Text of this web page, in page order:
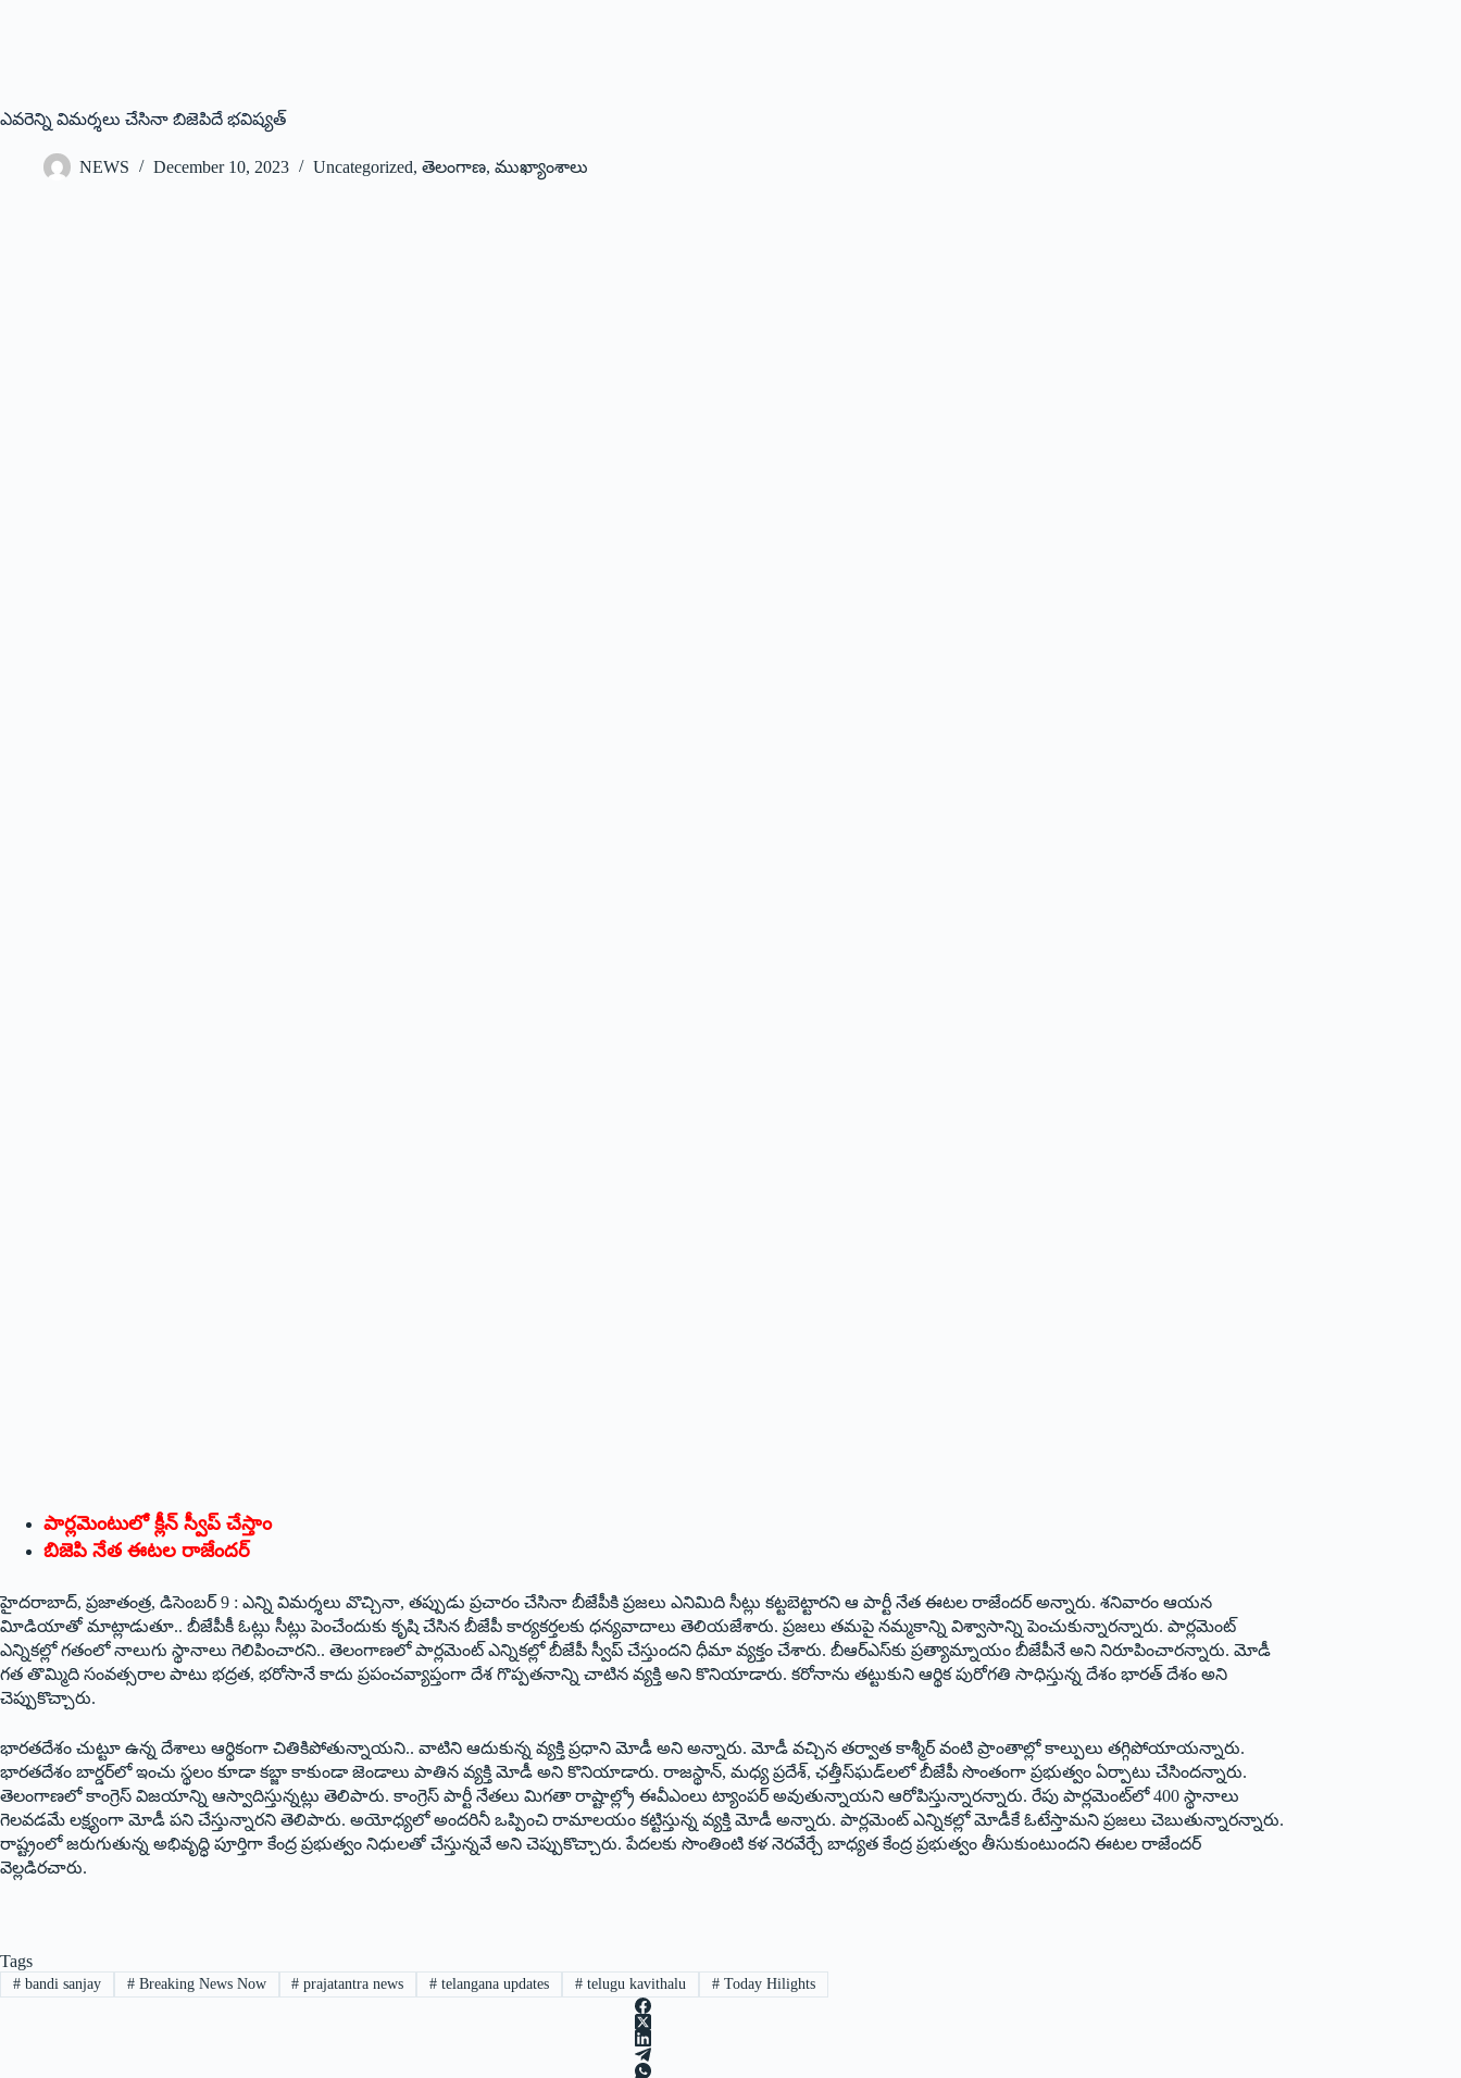
ఎవరెన్ని విమర్శలు చేసినా బిజెపిదే భవిష్యత్‌
NEWS December 10, 2023 Uncategorized, తెలంగాణ, ముఖ్యాంశాలు
పార్లమెంటులో క్లీన్‌ స్వీప్‌ చేస్తాం
బిజెపి నేత ఈటల రాజేందర్‌
హైదరాబాద్‌, ప్రజాతంత్ర, డిసెంబర్‌ 9 : ఎన్ని విమర్శలు వొచ్చినా, తప్పుడు ప్రచారం చేసినా బీజేపీకి ప్రజలు ఎనిమిది సీట్లు కట్టబెట్టారని ఆ పార్టీ నేత ఈటల రాజేందర్‌ అన్నారు. శనివారం ఆయన
విూడియాతో మాట్లాడుతూ.. బీజేపీకీ ఓట్లు సీట్లు పెంచేందుకు కృషి చేసిన బీజేపీ కార్యకర్తలకు ధన్యవాదాలు తెలియజేశారు. ప్రజలు తమపై నమ్మకాన్ని విశ్వాసాన్ని పెంచుకున్నారన్నారు. పార్లమెంట్‌
ఎన్నికల్లో గతంలో నాలుగు స్థానాలు గెలిపించారని.. తెలంగాణలో పార్లమెంట్‌ ఎన్నికల్లో బీజేపీ స్వీప్‌ చేస్తుందని ధీమా వ్యక్తం చేశారు. బీఆర్‌ఎస్‌కు ప్రత్యామ్నాయం బీజేపీనే అని నిరూపించారన్నారు. మోడీ
గత తొమ్మిది సంవత్సరాల పాటు భద్రత, భరోసానే కాదు ప్రపంచవ్యాప్తంగా దేశ గొప్పతనాన్ని చాటిన వ్యక్తి అని కొనియాడారు. కరోనాను తట్టుకుని ఆర్థిక పురోగతి సాధిస్తున్న దేశం భారత్‌ దేశం అని
చెప్పుకొచ్చారు.
భారతదేశం చుట్టూ ఉన్న దేశాలు ఆర్థికంగా చితికిపోతున్నాయని.. వాటిని ఆదుకున్న వ్యక్తి ప్రధాని మోడీ అని అన్నారు. మోడీ వచ్చిన తర్వాత కాశ్మీర్‌ వంటి ప్రాంతాల్లో కాల్పులు తగ్గిపోయాయన్నారు.
భారతదేశం బార్డర్‌లో ఇంచు స్థలం కూడా కబ్జా కాకుండా జెండాలు పాతిన వ్యక్తి మోడీ అని కొనియాడారు. రాజస్థాన్‌, మధ్య ప్రదేశ్‌, ఛత్తీస్‌ఘడ్‌లలో బీజేపీ సొంతంగా ప్రభుత్వం ఏర్పాటు చేసిందన్నారు.
తెలంగాణలో కాంగ్రెస్‌ విజయాన్ని ఆస్వాదిస్తున్నట్లు తెలిపారు. కాంగ్రెస్‌ పార్టీ నేతలు మిగతా రాష్టాల్ల్రో ఈవీఎంలు ట్యాంపర్‌ అవుతున్నాయని ఆరోపిస్తున్నారన్నారు. రేపు పార్లమెంట్‌లో 400 స్థానాలు
గెలవడమే లక్ష్యంగా మోడీ పని చేస్తున్నారని తెలిపారు. అయోధ్యలో అందరినీ ఒప్పించి రామాలయం కట్టిస్తున్న వ్యక్తి మోడీ అన్నారు. పార్లమెంట్‌ ఎన్నికల్లో మోడీకే ఓటేస్తామని ప్రజలు చెబుతున్నారన్నారు.
రాష్ట్రంలో జరుగుతున్న అభివృద్ధి పూర్తిగా కేంద్ర ప్రభుత్వం నిధులతో చేస్తున్నవే అని చెప్పుకొచ్చారు. పేదలకు సొంతింటి కళ నెరవేర్చే బాధ్యత కేంద్ర ప్రభుత్వం తీసుకుంటుందని ఈటల రాజేందర్‌
వెల్లడిరచారు.
Tags
#bandi sanjay #Breaking News Now # prajatantra news # telangana updates # telugu kavithalu #Today Hilights